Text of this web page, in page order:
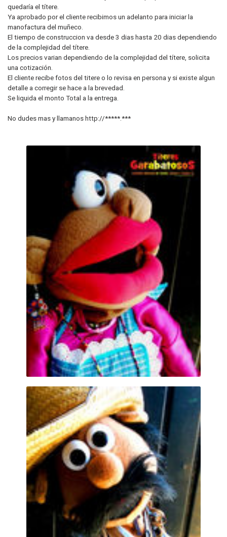
quedaría el títere.
Ya aprobado por el cliente recibimos un adelanto para iniciar la
manofactura del muñeco.
El tiempo de construccion va desde 3 dias hasta 20 dias dependiendo
de la complejidad del títere.
Los precios varian dependiendo de la complejidad del títere, solicita
una cotización.
El cliente recibe fotos del titere o lo revisa en persona y si existe algun
detalle a corregir se hace a la brevedad.
Se liquida el monto Total a la entrega.
No dudes mas y llamanos http://*****.***